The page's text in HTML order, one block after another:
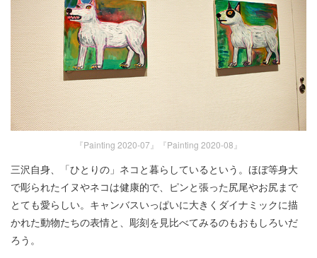
『Painting 2020-07』『Painting 2020-08』
三沢自身、「ひとりの」ネコと暮らしているという。ほぼ等身大
で彫られたイヌやネコは健康的で、ピンと張った尻尾やお尻まで
とても愛らしい。キャンバスいっぱいに大きくダイナミックに描
かれた動物たちの表情と、彫刻を見比べてみるのもおもしろいだ
ろう。